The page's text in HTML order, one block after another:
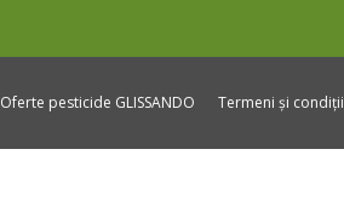
Oferte pesticide GLISSANDO Termeni și condiții